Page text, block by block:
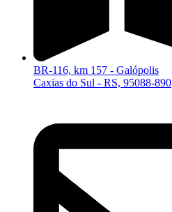
BR-116, km 157 - Galópolis
Caxias do Sul - RS, 95088-890